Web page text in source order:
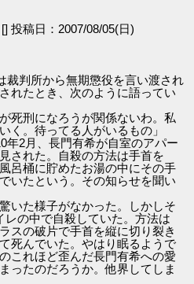
[] 投稿日：2007/08/05(日)
判所から無期懲役を言い渡され
れたとき、次のように語ってい
死刑になろうが関係ないわ。私
く。待ってる人がいるもの」
年2月、長門有希が自室のアパー
された。自殺の方法は手首を
呂桶に貯めたお湯の中にその手
いたという。その知らせを聞い
いた様子がなかった。しかしそ
レの中で自殺していた。方法は
スの破片で手首を縦に切り裂き
死んでいた。やはり眠るようで
これほど歪んだ長門有希への愛
ったのだろうか。他界してしま